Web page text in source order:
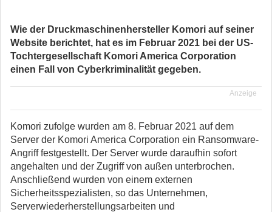
Wie der Druckmaschinenhersteller Komori auf seiner
Website berichtet, hat es im Februar 2021 bei der US-
Tochtergesellschaft Komori America Corporation
einen Fall von Cyberkriminalität gegeben.
Anzeige
Komori zufolge wurden am 8. Februar 2021 auf dem
Server der Komori America Corporation ein Ransomware-
Angriff festgestellt. Der Server wurde daraufhin sofort
angehalten und der Zugriff von außen unterbrochen.
Anschließend wurden von einem externen
Sicherheitsspezialisten, so das Unternehmen,
Serverwiederherstellungsarbeiten und